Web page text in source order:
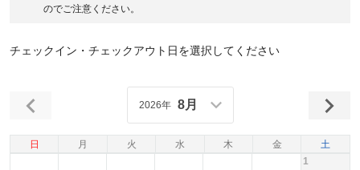
のでご注意ください。
チェックイン・チェックアウト日を選択してください
日 月 火 水 木 金 土
2026年 8月
1